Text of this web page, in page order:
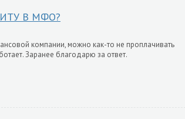
В МФО?
компании, можно как-то не проплачивать
Заранее благодарю за ответ.